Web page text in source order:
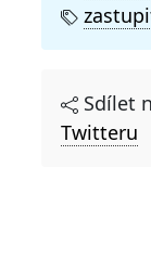
Sdílet
Twitteru